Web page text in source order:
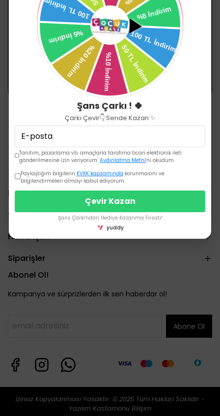
SEPETE EKLE
₺ 2,000.00
SEPETE EKLE
Kanz Mobilya
₺ 3,700.00
Kurumsal
Sözleşmeler
Hızlı Erişim
Siparişler
Abonel Ol!
Kampanya ve sürprizlerden ilk sen haberdar ol!
Abone Ol
İzinsiz Kopyalanması Yasaktır. © 2025 Tüm Hakları Saklıdır -
Yazılım Kastamonu Bilişim
Şans Çarkı ! 🍀
Çarkı Çevir👇 Sende Kazan ✨
Tanıtım, pazarlama vb. amaçlarla tarafıma ticari elektronik ileti
gönderilmesine izin veriyorum.Aydınlatma Metni'ni okudum.
Paylaştığım bilgilerin KVKK kapsamında korunmasını ve
bilgilendirmeleri almayı kabul ediyorum.
Çevir Kazan
Şans Çarkı'ndan Hediye Kazanma Fırsatı!
yuddy